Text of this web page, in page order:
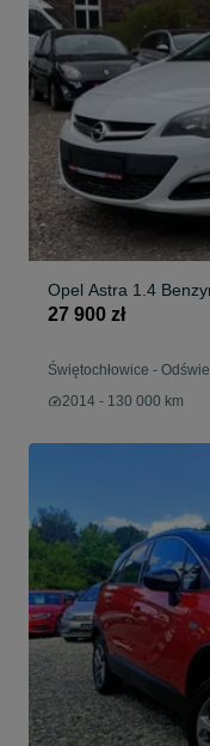
Opel Astra 1.4
27 900 zł
Świętochłowice -
2014 - 130 000 km